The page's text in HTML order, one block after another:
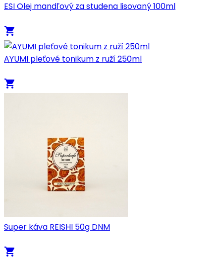
ESI Olej mandľový za studena lisovaný 100ml
local_grocery_store
AYUMI pleťové tonikum z ruží 250ml
local_grocery_store
Super káva REISHI 50g DNM
local_grocery_store